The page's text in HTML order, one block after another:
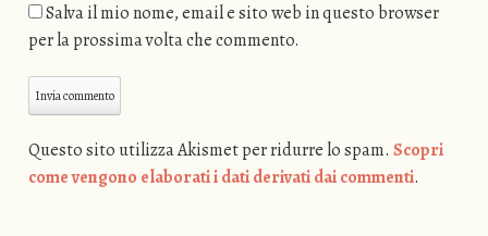
Salva il mio nome, email e sito web in questo browser
per la prossima volta che commento.
Questo sito utilizza Akismet per ridurre lo spam. Scopri
come vengono elaborati i dati derivati dai commenti.